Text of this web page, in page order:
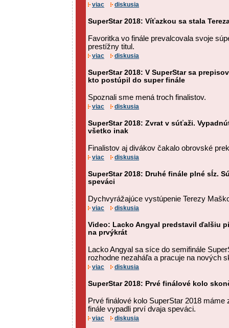
viac diskusia
SuperStar 2018: Víťazkou sa stala
Favoritka vo finále prevalcovala svoje
prestížny titul.
viac diskusia
SuperStar 2018: V SuperStar sa
kto postúpil do super finále
Spoznali sme mená troch finalistov.
viac diskusia
SuperStar 2018: Zvrat v súťaži.
všetko inak
Finalistov aj divákov čakalo obrovské
viac diskusia
SuperStar 2018: Druhé finále plné sĺz.
speváci
Dychvyrážajúce vystúpenie Terezy
viac diskusia
Video: Lacko Angyal predstavil ďalšiu
na prvýkrát
Lacko Angyal sa síce do semifinále
rozhodne nezaháľa a pracuje na nových
viac diskusia
SuperStar 2018: Prvé finálové kolo
Prvé finálové kolo SuperStar 2018 máme
finále vypadli prví dvaja speváci.
viac diskusia